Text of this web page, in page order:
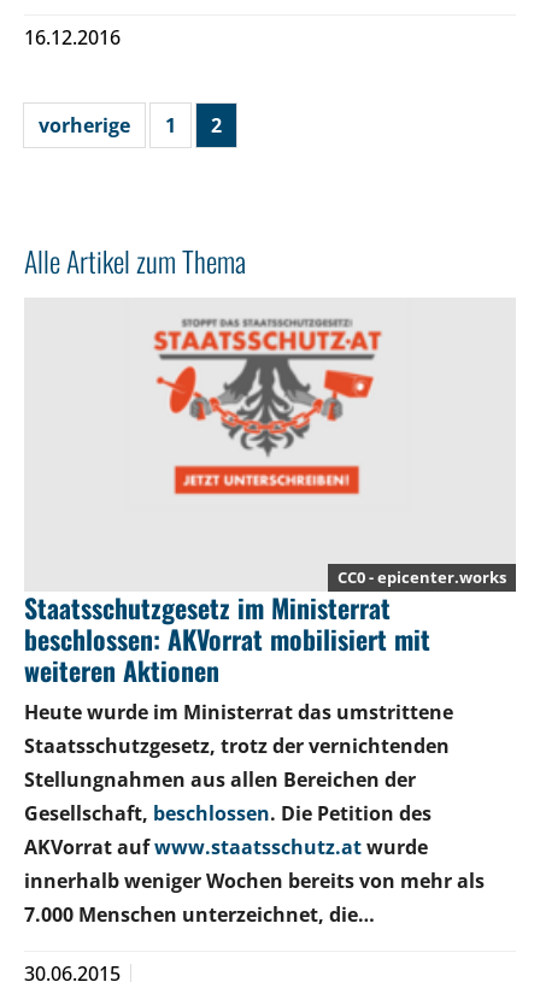
16.12.2016
vorherige 1 2
Alle Artikel zum Thema
CC0 - epicenter.works
Staatsschutzgesetz im Ministerrat
beschlossen: AKVorrat mobilisiert mit
weiteren Aktionen
Heute wurde im Ministerrat das umstrittene
Staatsschutzgesetz, trotz dervernichtenden
Stellungnahmen aus allen Bereichen der
Gesellschaft, beschlossen. Die Petition des
AKVorrat aufwww.staatsschutz.atwurde
innerhalbwenigerWochen bereitsvon mehr als
7.000 Menschen unterzeichnet, die…
30.06.2015